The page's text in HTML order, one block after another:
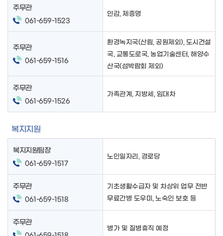
주무관
061-659-1523
인감, 제증명
주무관
061-659-1516
환경녹지국(산림, 공원제외), 도시건설
국, 교통도로국, 농업기술센터, 해양수
산국(섬박람회 제외)
주무관
061-659-1526
가족관계, 지방세, 임대차
복지지원
복지지원팀장
061-659-1517
노인일자리, 경로당
주무관
061-659-1518
기초생활수급자 및 차상위 업무 전반
무료간병 도우미, 노숙인 보호 등
주무관
061-659-1518
병가 및 질병휴직 예정